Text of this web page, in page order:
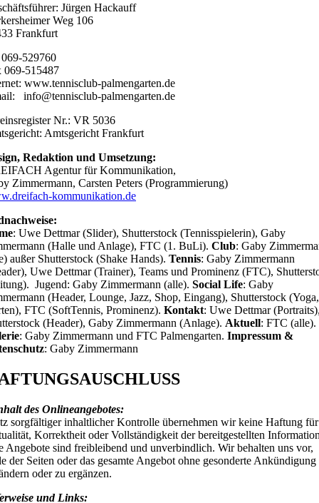
Jürgen Hackauff
Weg 106
Frankfurt
529760
069-515487
www.tennisclub-palmengarten.de
info@tennisclub-palmengarten.de
Nr.: VR 5036
Amtsgericht Frankfurt
Redaktion und Umsetzung:
Agentur für Kommunikation,
Zimmermann, Carsten Peters (Programmierung)
kommunikation.de
: Uwe Dettmar (Slider), Shutterstock (Tennisspielerin), Gaby
(Halle und Anlage), FTC (1. BuLi). Club: Gaby
außer Shutterstock (Shake Hands). Tennis: Gaby Zimmermann
Uwe Dettmar (Trainer), Teams und Prominenz (FTC),
Jugend: Gaby Zimmermann (alle). Social Life: Gaby
(Header, Lounge, Jazz, Shop, Eingang), Shutterstock (Yoga,
FTC (SoftTennis, Prominenz). Kontakt: Uwe Dettmar
(Header), Gaby Zimmermann (Anlage). Aktuell: FTC (alle).
: Gaby Zimmermann und FTC Palmengarten. Impressum &
: Gaby Zimmermann
des Onlineangebotes:
sorgfältiger inhaltlicher Kontrolle übernehmen wir keine Haftung für
Korrektheit oder Vollständigkeit der bereitgestellten
Angebote sind freibleibend und unverbindlich. Wir behalten uns vor,
der Seiten oder das gesamte Angebot ohne gesonderte Ankündigung
oder zu ergänzen.
und Links: